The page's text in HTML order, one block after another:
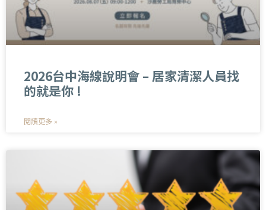
2026台中海線說明會 – 居家清潔人員找
的就是你 !
閱讀更多 »